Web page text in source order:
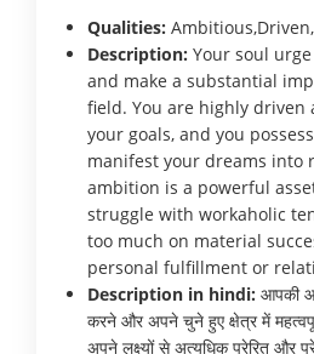
Qualities:
Description: Your soul
and make a substantial
field. You are highly driven
your goals, and you
manifest your dreams into
ambition is a powerful
struggle with workaholic
too much on material
personal fulfillment or
Description in hindi: आपकी
करने और अपने चुने हुए क्षेत्र में
अपने लक्ष्यों से अत्यधिक प्रेरित और